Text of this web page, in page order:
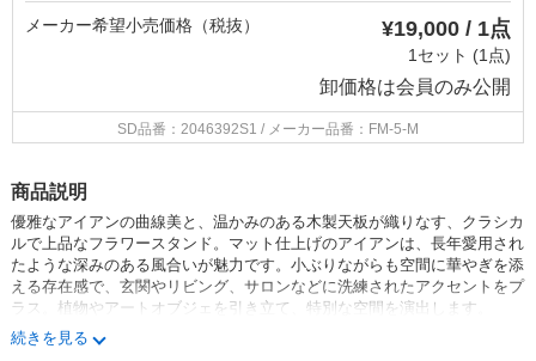
メーカー希望小売価格（税抜） ¥19,000 / 1点
1セット (1点)
卸価格は会員のみ公開
SD品番：2046392S1 / メーカー品番：FM-5-M
商品説明
優雅なアイアンの曲線美と、温かみのある木製天板が織りなす、クラシカ
ルで上品なフラワースタンド。マット仕上げのアイアンは、長年愛用され
たような深みのある風合いが魅力です。小ぶりながらも空間に華やぎを添
える存在感で、玄関やリビング、サロンなどに洗練されたアクセントをプ
ラス。植物やアートオブジェを引き立て、特別な空間を演出します。
—おすすめの使用シーン—
続きを見る